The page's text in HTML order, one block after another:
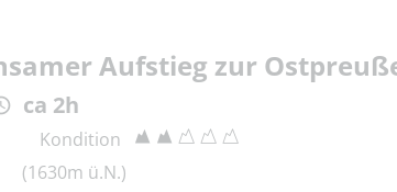
Aufstieg zur
ca 2h
Kondition
(1630m ü.N.)